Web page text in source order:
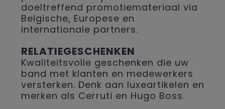
doeltreffend promotiemateriaal via
Belgische, Europese en
internationale partners.
RELATIEGESCHENKEN
Kwaliteitsvolle geschenken die uw
band met klanten en medewerkers
versterken. Denk aan luxeartikelen en
merken als Cerruti en Hugo Boss.